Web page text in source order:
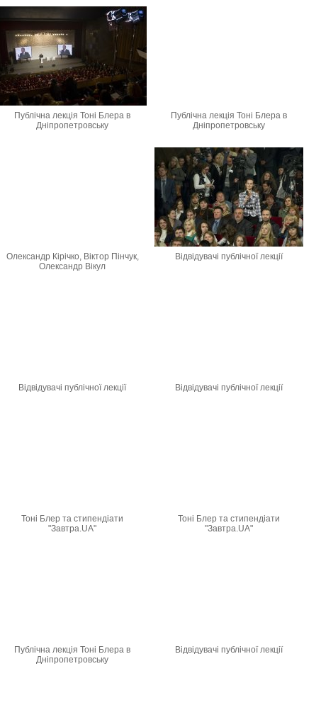
Публічна лекція Тоні Блера в
Дніпропетровську
Публічна лекція Тоні Блера в
Дніпропетровську
Олександр Кірічко, Віктор Пінчук,
Олександр Вікул
Відвідувачі публічної лекції
Відвідувачі публічної лекції Відвідувачі публічної лекції
Тоні Блер та стипендіати
"Завтра.UA"
Тоні Блер та стипендіати
"Завтра.UA"
Публічна лекція Тоні Блера в
Дніпропетровську
Відвідувачі публічної лекції